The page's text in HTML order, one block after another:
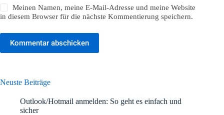
Meinen Namen, meine E-Mail-Adresse und meine Website
in diesem Browser für die nächste Kommentierung speichern.
Kommentar abschicken
Neuste Beiträge
Outlook/Hotmail anmelden: So geht es einfach und
sicher